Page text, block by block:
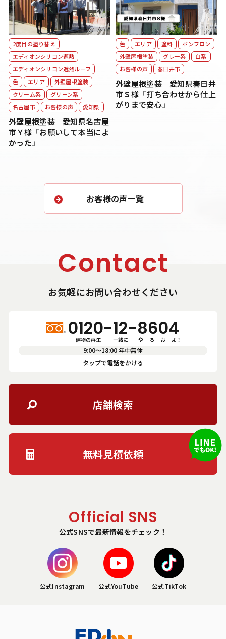
2度目の塗り替え
エディオンシリコン遮熱
エディオンシリコン遮熱ルーフ
色
エリア
外壁屋根塗装
クリーム系
グリーン系
名古屋市
お客様の声 愛知県
外壁屋根塗装 愛知県名古屋
市Ｙ様「お願いして本当によ
かった」
色 エリア 塗料
ボンフロン
外壁屋根塗装
グレー系
白系
お客様の声
春日井市
外壁屋根塗装 愛知県春日井
市Ｓ様「打ち合わせから仕上
がりまで安心」
お客様の声一覧
Contact
お気軽にお問い合わせください
0120-12-8604
建物の再生　       一緒に          や      ろ      お      よ！
9:00〜18:00 年中無休
タップで電話をかける
店舗検索
無料見積依頼
Official SNS
公式SNSで最新情報をチェック！
公式Instagram 公式YouTube 公式TikTok